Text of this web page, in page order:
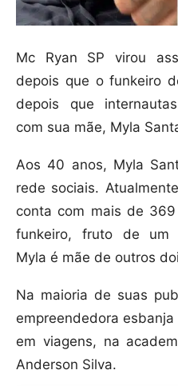
Mc Ryan SP virou
depois que o funkeiro
depois que
com sua mãe, Myla
Aos 40 anos, Myla
rede sociais.
conta com mais de
funkeiro, fruto de um
Myla é mãe de outros
Na maioria de suas
empreendedora
em viagens, na
Anderson Silva.